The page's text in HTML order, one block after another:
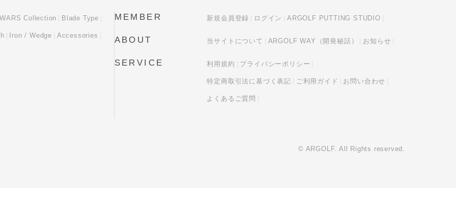
Collection Blade Type
Iron / Wedge Accessories
MEMBER 新規会員登録 ログイン ARGOLF PUTTING STUDIO
ABOUT 当サイトについて ARGOLF WAY（開発秘話） お知らせ
SERVICE 利用規約 プライバシーポリシー
特定商取引法に基づく表記 ご利用ガイド お問い合わせ
よくあるご質問
© ARGOLF. All Rights reserved.